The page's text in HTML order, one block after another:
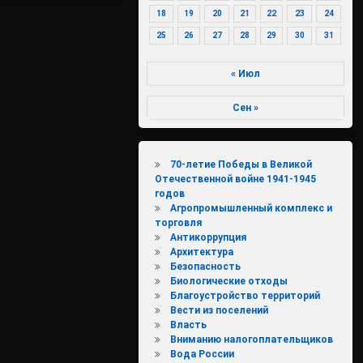
18 19 20 21 22 23 24
25 26 27 28 29 30 31
« Июл
Сен »
70-летие Победы в Великой
Отечественной войне 1941-1945
годов
Агропромышленный комплекс и
торговля
Антикоррупция
Архитектура
Безопасность
Биологические отходы
Благоустройство территорий
Вести из поселений
Власть
Вниманию налогоплательщиков
Вода России